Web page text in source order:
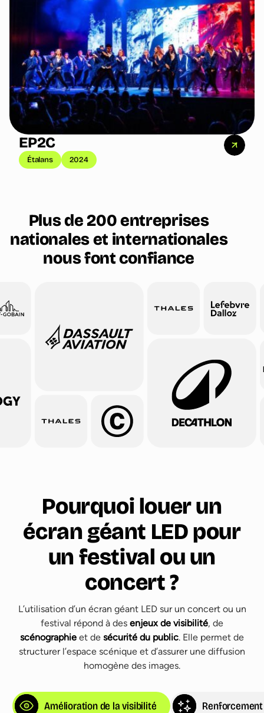
EP2C
Étalans 2024
Plus de 200 entreprises
nationales et internationales
nous font confiance
Pourquoi louer un
écran géant LED pour
un festival ou un
concert ?
L’utilisation d’un écran géant LED sur un concert ou un
festival répond à des enjeux de visibilité, de
scénographie et de sécurité du public. Elle permet de
structurer l’espace scénique et d’assurer une diffusion
homogène des images.
Amélioration de la visibilité